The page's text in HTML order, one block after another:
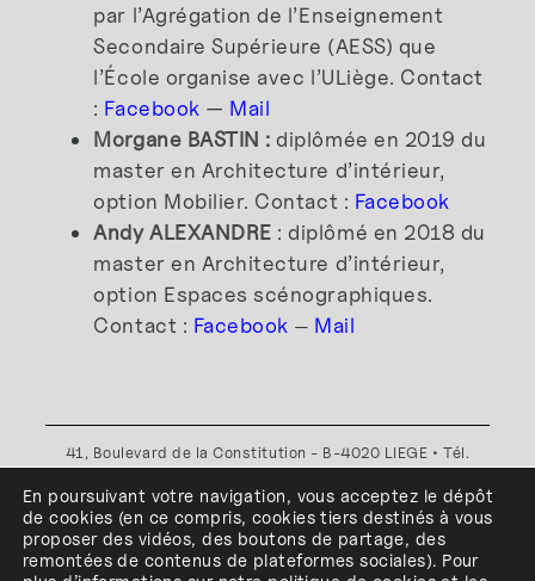
par l’Agrégation de l’Enseignement
Secondaire Supérieure (AESS) que
l’École organise avec l’ULiège. Contact
: Facebook — Mail
Morgane BASTIN : diplômée en 2019 du
master en Architecture d’intérieur,
option Mobilier. Contact : Facebook
Andy ALEXANDRE : diplômé en 2018 du
master en Architecture d’intérieur,
option Espaces scénographiques.
Contact : Facebook — Mail
41, Boulevard de la Constitution - B-4020 LIEGE • Tél.
Plan d'accès•Politique de confidentialité•Politique de
cookies•Conditions générales
l'ESA Saint-Luc Liège est membre du
En poursuivant votre navigation, vous acceptez le dépôt
de cookies (en ce compris, cookiestiers destinés à vous
proposer des vidéos, des boutons de partage, des
remontées de contenus de plateformes sociales). Pour